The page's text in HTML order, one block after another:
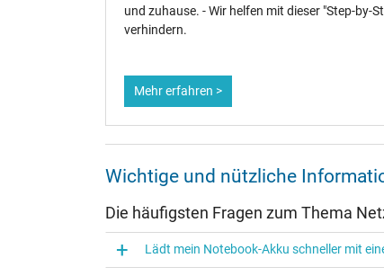
Kategorisierung
Verwendung
und zuhause. - Wir helfen mit dieser "Step-by-
verhindern.
Mehr erfahren >
Wichtige und nützliche
Die häufigsten Fragen zum Thema
Lädt mein Notebook-Akku schneller mit